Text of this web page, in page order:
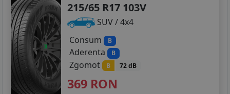
215/65 R17 103V
SUV / 4x4
Consum
B
Aderenta B
Zgomot B 72 dB
369 RON